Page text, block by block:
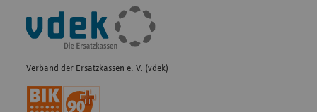
Fußleisten-
Navigation
Verband der Ersatzkassen e. V. (vdek)